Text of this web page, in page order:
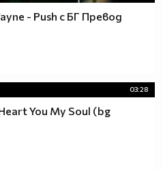
- Push с БГ Превод
03:28
You My Soul (bg